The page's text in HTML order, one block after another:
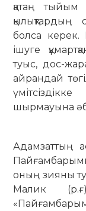
қатаң
болса
ішуге
туыс, дос-
айрандай
шырмауына
Адамзаттың
оның зияны
Малик